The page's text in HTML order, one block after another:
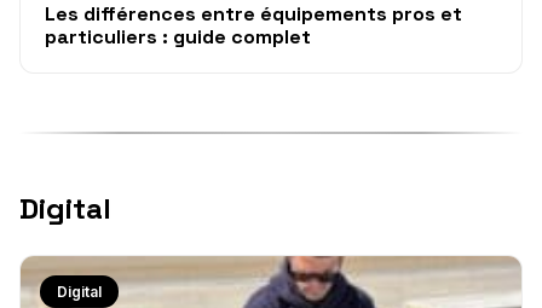
Les différences entre équipements pros et
particuliers : guide complet
Digital
Digital